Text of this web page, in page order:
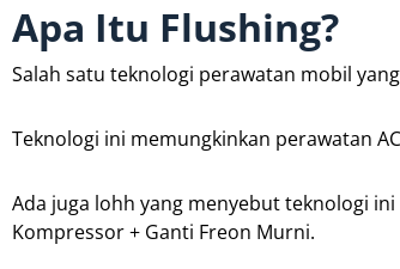
Apa Itu Flushing?
Salah satu teknologi perawatan mobil
Teknologi ini memungkinkan perawatan
Ada juga lohh yang menyebut teknologi
Kompressor + Ganti Freon Murni.